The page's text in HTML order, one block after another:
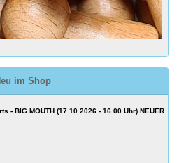
im Shop
- BIG MOUTH (17.10.2026 - 16.00 Uhr) NEUER